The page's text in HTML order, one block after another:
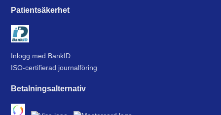
Patientsäkerhet
Inlogg med BankID
ISO-certifierad journalföring
Betalningsalternativ